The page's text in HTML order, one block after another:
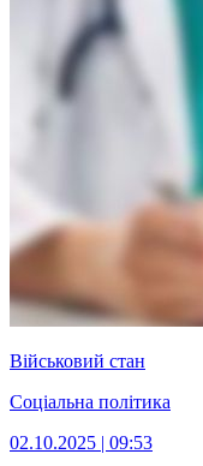
Військовий стан
Соціальна політика
02.10.2025 | 09:53